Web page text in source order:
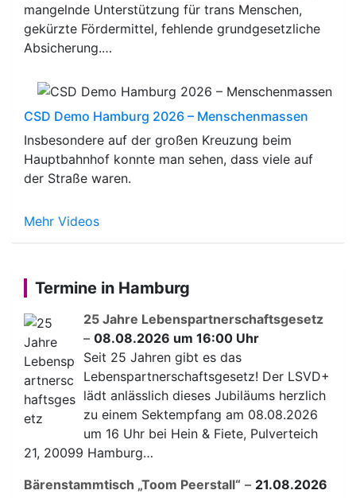
mangelnde Unterstützung für trans Menschen,
gekürzte Fördermittel, fehlende grundgesetzliche
Absicherung.…
CSD Demo Hamburg 2026 – Menschenmassen
Insbesondere auf der großen Kreuzung beim
Hauptbahnhof konnte man sehen, dass viele auf
der Straße waren.
Mehr Videos
Termine in Hamburg
25 Jahre Lebenspartnerschaftsgesetz
– 08.08.2026 um 16:00 Uhr
Seit 25 Jahren gibt es das
Lebenspartnerschaftsgesetz! Der LSVD+
lädt anlässlich dieses Jubiläums herzlich
zu einem Sektempfang am 08.08.2026
um 16 Uhr bei Hein & Fiete, Pulverteich
21, 20099 Hamburg…
Bärenstammtisch „Toom Peerstall“ – 21.08.2026